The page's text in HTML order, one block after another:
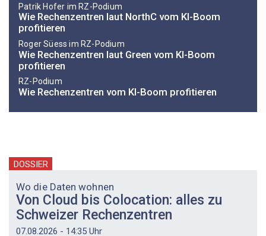
Patrik Hofer im RZ-Podium
Wie Rechenzentren laut NorthC vom KI-Boom
profitieren
Roger Süess im RZ-Podium
Wie Rechenzentren laut Green vom KI-Boom
profitieren
RZ-Podium
Wie Rechenzentren vom KI-Boom ­profitieren
DOSSIER
Wo die Daten wohnen
Von Cloud bis Colocation: alles zu
Schweizer Rechenzentren
07.08.2026 - 14:35 Uhr